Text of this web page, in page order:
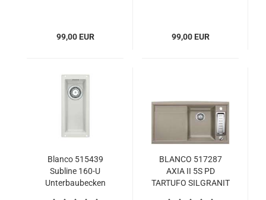
99,00 EUR 99,00 EUR
Blanco 515439
Subline 160-U
Unterbaubecken
BLANCO 517287
AXIA II 5S PD
TARTUFO SILGRANIT